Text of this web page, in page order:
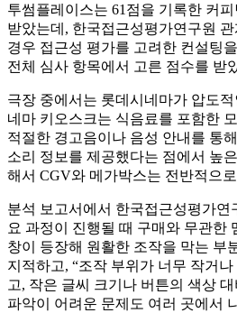
투썸플레이스는 61점을 기록한 커
받았는데, 한국접근성평가연구원
경우 접근성 평가를 고려한 컨설팅
전체 심사 항목에서 고른 점수를 받
극장 중에서는 롯데시네마가 압도
네마 키오스크는 식음료를 포함한
적절한 경고음이나 음성 안내를 통
소리 정보를 제공했다는 점에서 높
해서 CGV와 메가박스는 전반적으
분석 보고서에서 한국접근성평가연
요 과정이 진행될 때 구매와 무관한
창이 등장해 원활한 조작을 막는 부
지적하고, “조작 부위가 너무 작거
고, 작은 글씨 크기나 버튼의 색상
파악이 어려운 문제도 여러 곳에서